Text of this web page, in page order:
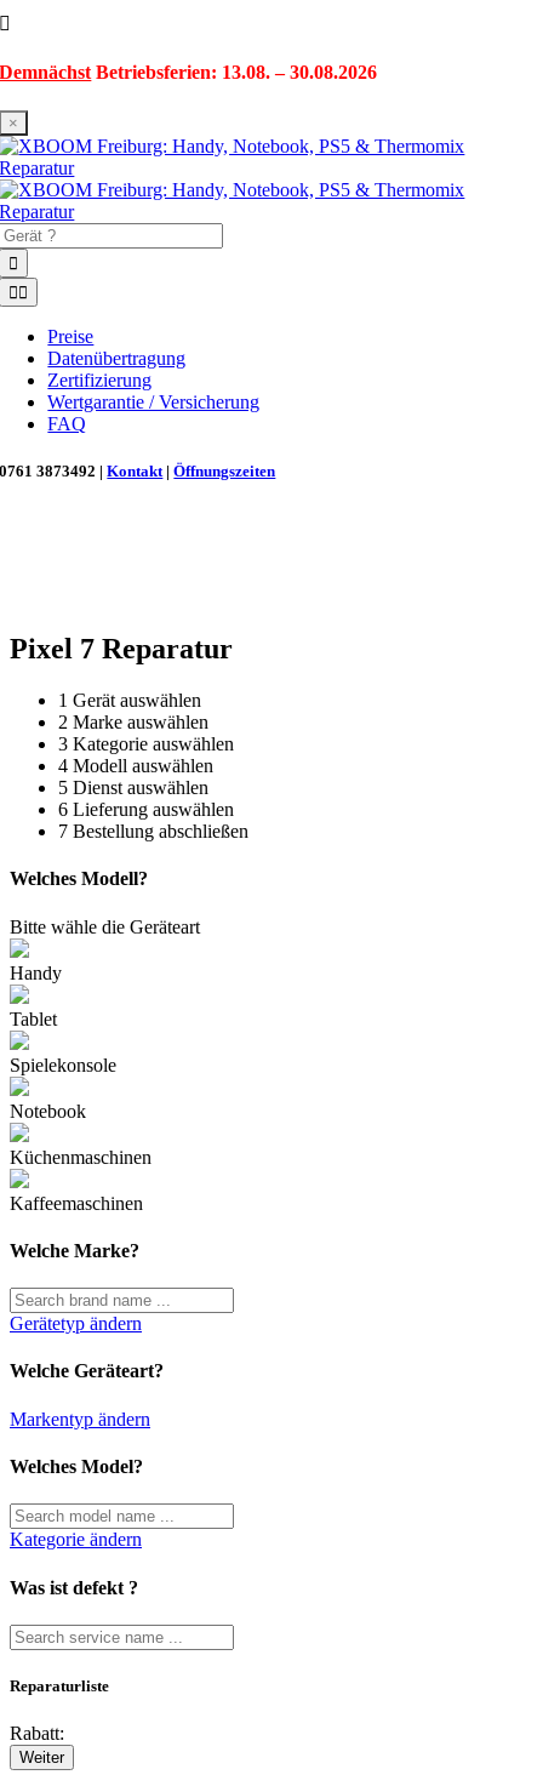
springen
Demnächst Betriebsferien: 13.08. – 30.08.2026
×
Toggle
Navigation
Preise
Datenübertragung
Zertifizierung
Wertgarantie / Versicherung
FAQ
0761 3873492 |Kontakt |Öffnungszeiten
Pixel 7 Reparatur
1 Gerät auswählen
2 Marke auswählen
3 Kategorie auswählen
4 Modell auswählen
5 Dienst auswählen
6 Lieferung auswählen
7 Bestellung abschließen
Welches Modell?
Bitte wähle die Geräteart
Handy
Tablet
Spielekonsole
Notebook
Küchenmaschinen
Kaffeemaschinen
Welche Marke?
Gerätetyp ändern
Welche Geräteart?
Markentyp ändern
Welches Model?
Kategorie ändern
Was ist defekt ?
Reparaturliste
Rabatt:
Weiter